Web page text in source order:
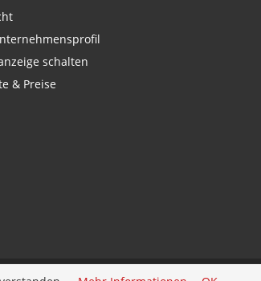
schalten
& Preise